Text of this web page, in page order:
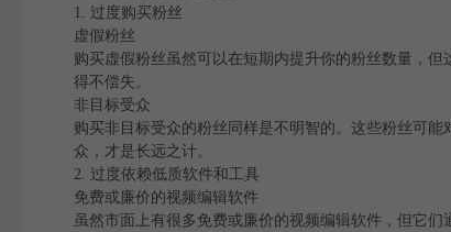
1. 过度购买粉丝
虚假粉丝
购买虚假粉丝虽然可以在短期内提升你的粉丝数量，
得不偿失。
非目标受众
购买非目标受众的粉丝同样是不明智的。这些粉丝可
众，才是长远之计。
2. 过度依赖低质软件和工具
免费或廉价的视频编辑软件
虽然市面上有很多免费或廉价的视频编辑软件，但它